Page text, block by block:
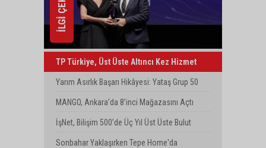
TP Türkiye, Üst Üste Altıncı Kez Hizmet
İhracatında Bilişim 500’ün Zirvesinde!
Yarım Asırlık Başarı Hikâyesi: Yataş Grup 50
Yaşında
MANGO, Ankara’da 8’inci Mağazasını Açtı
İşNet, Bilişim 500’de Üç Yıl Üst Üste Bulut
Hizmeti Kategori Birincisi
Sonbahar Yaklaşırken Tepe Home'da